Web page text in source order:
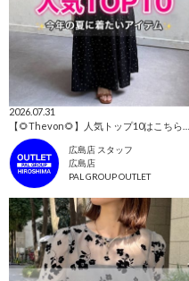
2026.07.31
広島店 スタッフ
広島店
PAL GROUP OUTLET